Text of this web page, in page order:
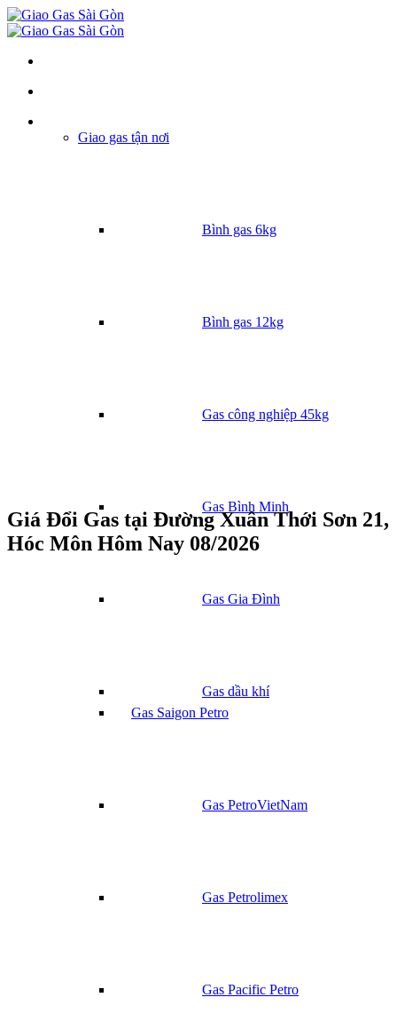
Giao gas tận nơi
Bình gas 6kg
Bình gas 12kg
Gas công nghiệp 45kg
Gas Bình Minh
Gas Gia Đình
Gas dầu khí
Gas Saigon Petro
Gas PetroVietNam
Gas Petrolimex
Gas Pacific Petro
Giá Đổi Gas tại Đường Xuân Thới Sơn 21,
Hóc Môn Hôm Nay 08/2026